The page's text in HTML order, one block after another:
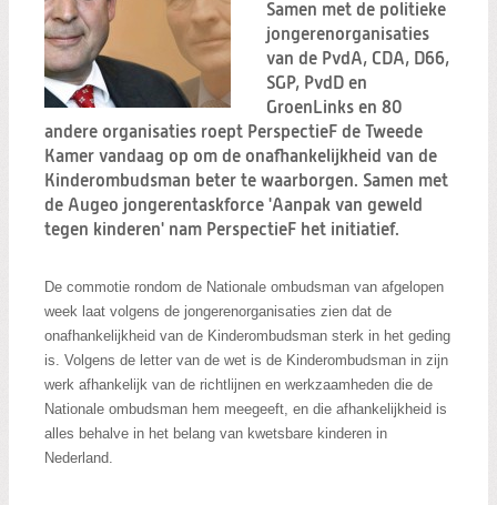
Zoeken:
Zoeken
Samen met de politieke
jongerenorganisaties
van de PvdA, CDA, D66,
SGP, PvdD en
GroenLinks en 80
andere organisaties roept PerspectieF de Tweede
Kamer vandaag op om de onafhankelijkheid van de
Kinderombudsman beter te waarborgen. Samen met
de Augeo jongerentaskforce 'Aanpak van geweld
tegen kinderen' nam PerspectieF het initiatief.
De commotie rondom de Nationale ombudsman van afgelopen
week laat volgens de jongerenorganisaties zien dat de
onafhankelijkheid van de Kinderombudsman sterk in het geding
is. Volgens de letter van de wet is de Kinderombudsman in zijn
werk afhankelijk van de richtlijnen en werkzaamheden die de
Nationale ombudsman hem meegeeft, en die afhankelijkheid is
alles behalve in het belang van kwetsbare kinderen in
Nederland.